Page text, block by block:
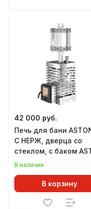
42 000 руб.
Печь для бани
С НЕРЖ, дверца со
стеклом, с баком
(круглый) (14-18
В наличии
В корзину